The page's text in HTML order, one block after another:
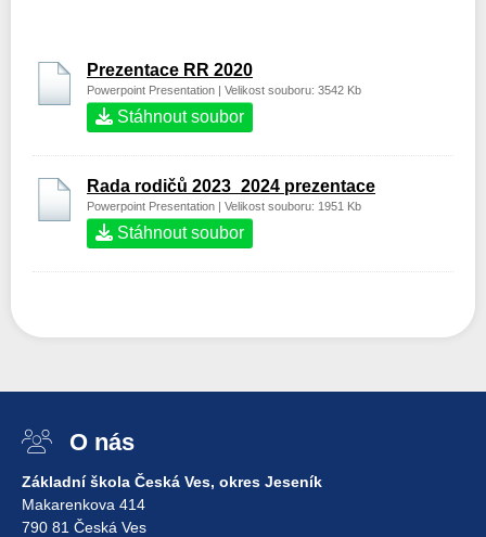
Prezentace RR 2020
Powerpoint Presentation | Velikost souboru: 3542 Kb
Stáhnout soubor
Rada rodičů 2023_2024 prezentace
Powerpoint Presentation | Velikost souboru: 1951 Kb
Stáhnout soubor
O nás
Základní škola Česká Ves, okres Jeseník
Makarenkova 414
790 81 Česká Ves